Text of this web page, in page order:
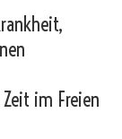
im Freien